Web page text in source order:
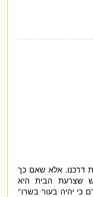
.אלא שאם כך
שצרעת הבית היא
כי יהיה בעור בשרו"